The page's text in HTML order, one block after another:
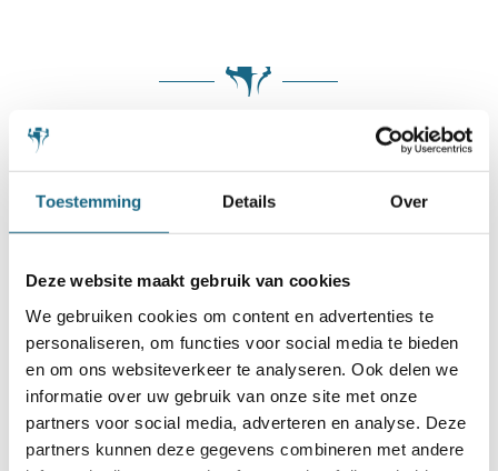
Toestemming Details Over
Deze website maakt gebruik van cookies
We gebruiken cookies om content en advertenties te
personaliseren, om functies voor social media te bieden
en om ons websiteverkeer te analyseren. Ook delen we
informatie over uw gebruik van onze site met onze
partners voor social media, adverteren en analyse. Deze
partners kunnen deze gegevens combineren met andere
Categorie
Bondsnieuws
Deel dit stuk
Misschien ook iets voor u